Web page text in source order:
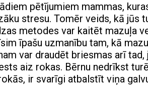
pētījumiem mammas,
stresu. Tomēr veids, kā jūs
metodes var kaitēt mazuļa
īpašu uzmanību tam, kā
var draudēt briesmas arī
aiz rokas. Bērnu nedrīkst
ir svarīgi atbalstīt viņa